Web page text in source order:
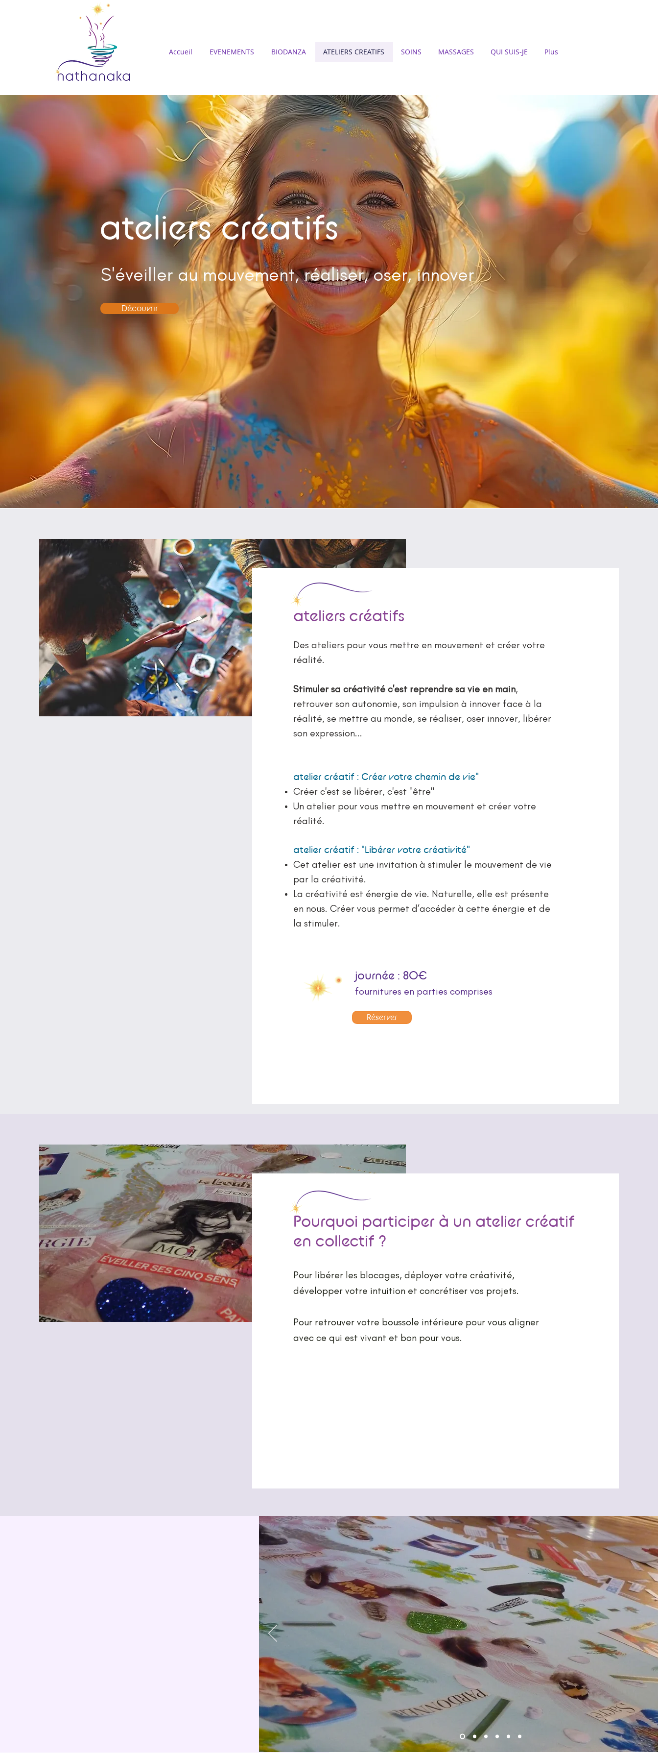
Accueil EVENEMENTS BIODANZA ATELIERS CREATIFS SOINS MASSAGES QUI SUIS-JE Plus
ateliers créatifs
S'éveiller au mouvement, réaliser, oser, innover
Découvrir
ateliers créatifs
Des ateliers pour vous mettre en mouvement et créer votre
réalité.
Stimuler sa créativité c'est reprendre sa vie en main,
retrouver son autonomie, son impulsion à innover face à la
réalité, se mettre au monde, se réaliser, oser innover, libérer
son expression...
atelier créatif : Créer votre chemin de vie"
Créer c'est se libérer, c'est "être"
Un atelier pour vous mettre en mouvement et créer votre
réalité.
atelier créatif : "Libérer votre créativité"
Cet atelier est une invitation à stimuler le mouvement de vie
par la créativité.
La créativité est énergie de vie. Naturelle, elle est présente
en nous. Créer vous permet d’accéder à cette énergie et de
la stimuler.
journée : 80€
fournitures en parties comprises
Réserver
Pourquoi participer à un atelier créatif
en collectif ?
Pour libérer les blocages, déployer votre créativité,
développer votre intuition et concrétiser vos projets.
Pour retrouver votre boussole intérieure pour vous aligner
avec ce qui est vivant et bon pour vous.